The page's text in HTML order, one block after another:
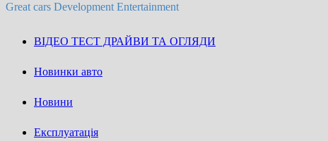
Great cars Development Entertainment
ВІДЕО ТЕСТ ДРАЙВИ ТА ОГЛЯДИ
Новинки авто
Новини
Експлуатація